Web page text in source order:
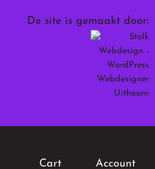
De site is gemaakt door:
Cart Account